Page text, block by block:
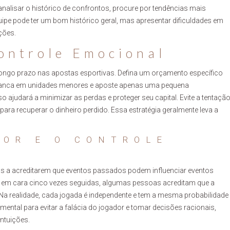
o histórico de confrontos, procure por tendências mais
pode ter um bom histórico geral, mas apresentar dificuldades em
Emocional
prazo nas apostas esportivas. Defina um orçamento específico
em unidades menores e aposte apenas uma pequena
ajudará a minimizar as perdas e proteger seu capital. Evite a tentação
recuperar o dinheiro perdido. Essa estratégia geralmente leva a
E O CONTROLE
a acreditarem que eventos passados podem influenciar eventos
cara cinco vezes seguidas, algumas pessoas acreditam que a
realidade, cada jogada é independente e tem a mesma probabilidade
para evitar a falácia do jogador e tomar decisões racionais,